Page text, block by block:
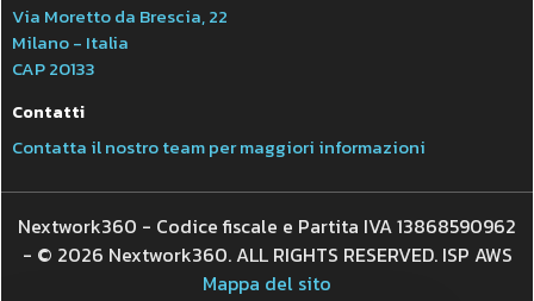
Via Moretto da Brescia, 22
Milano - Italia
CAP 20133
Contatti
Contatta il nostro team per maggiori informazioni
Nextwork360 - Codice fiscale e Partita IVA 13868590962
- © 2026 Nextwork360. ALL RIGHTS RESERVED. ISP AWS
Mappa del sito